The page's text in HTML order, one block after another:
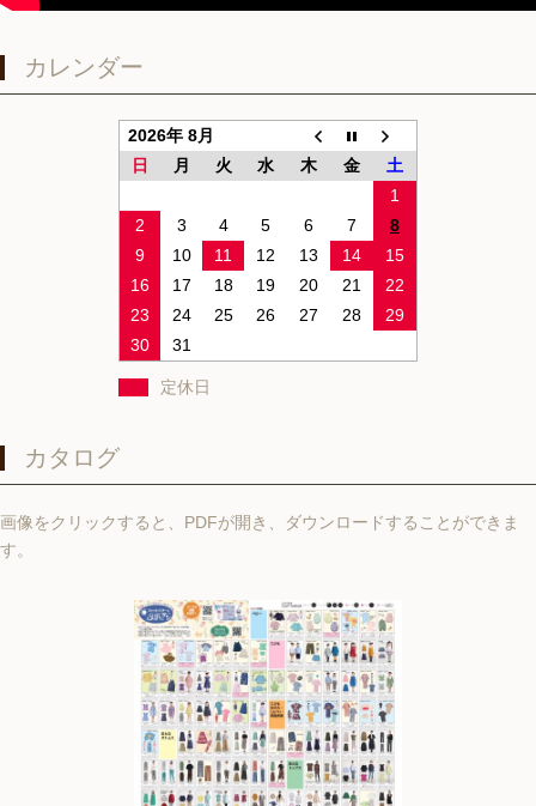
カレンダー
2026年 8月
日
月 火 水 木 金
土
1
2
3 4 5 6 7
8
9
10 11 12 13 14
15
16
17 18 19 20 21
22
23
24 25 26 27 28
29
30
31
定休日
カタログ
画像をクリックすると、PDFが開き、ダウンロードすることができま
す。